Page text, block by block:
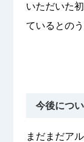
いただいた
ているとの
今後につ
まだまだア